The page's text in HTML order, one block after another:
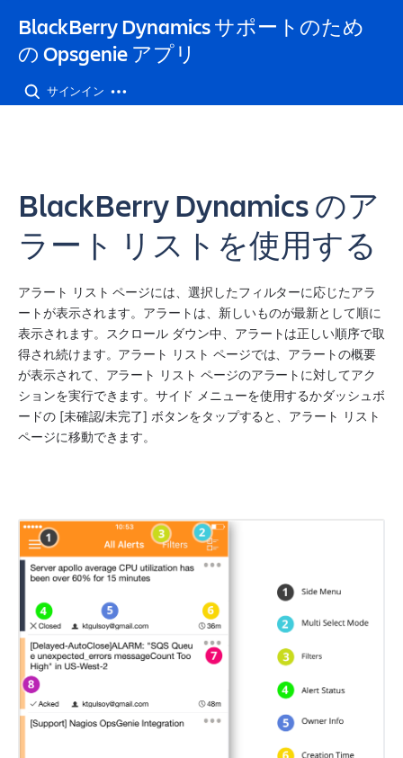
BlackBerry Dynamics サポートのため
の Opsgenie アプリ
サインイン
BlackBerry Dynamics のア
ラート リストを使用する
アラート リスト ページには、選択したフィルターに応じたアラ
ートが表示されます。アラートは、新しいものが最新として順に
表示されます。スクロール ダウン中、アラートは正しい順序で取
得され続けます。アラート リスト ページでは、アラートの概要
が表示されて、アラート リスト ページのアラートに対してアク
ションを実行できます。サイド メニューを使用するかダッシュボ
ードの [未確認/未完了] ボタンをタップすると、アラート リスト
ページに移動できます。